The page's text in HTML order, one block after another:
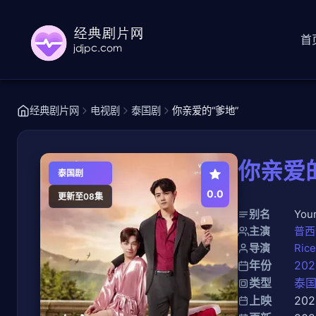
首
经典剧片网 电视剧 泰国剧 你亲爱的“爹地”
泰国剧
更新至08集 0.0
你亲爱
别名
主演
普
导演
年份
类型
泰国
上映